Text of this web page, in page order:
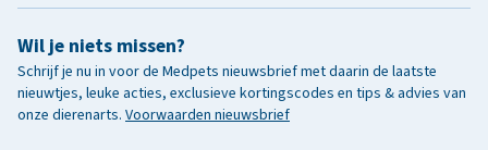
Wil je niets missen?
Schrijf je nu in voor de Medpets nieuwsbrief met daarin de laatste
nieuwtjes, leuke acties, exclusieve kortingscodes en tips & advies van
onze dierenarts. Voorwaarden nieuwsbrief